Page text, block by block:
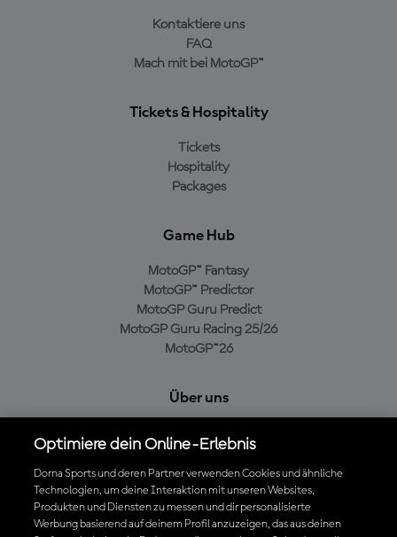
Kontaktiere uns
FAQ
Mach mit bei MotoGP™
Tickets & Hospitality
Tickets
Hospitality
Packages
Game Hub
MotoGP™ Fantasy
MotoGP™ Predictor
MotoGP Guru Predict
MotoGP Guru Racing 25/26
MotoGP™26
Über uns
Cookie-Richtlinien
Geschäftsbedingungen
Datenschutzrichtlinien
Kaufrichtlinie
Optimiere dein Online-Erlebnis
Dorna Sports und deren Partner verwenden Cookies und ähnliche
Technologien, um deine Interaktion mit unseren Websites,
Produkten und Diensten zu messen und dir personalisierte
Werbung basierend auf deinem Profil anzuzeigen, das aus deinen